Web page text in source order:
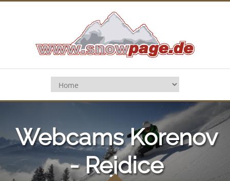
Webcams Korenov
- Rejdice